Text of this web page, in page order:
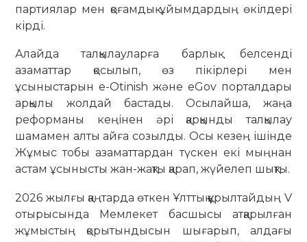
партиялар мен қоғамдық ұйымдардың өкілдері
кірді.
Алайда талқылауларға барлық белсенді
азаматтар қосылып, өз пікірлері мен
ұсыныстарын e-Otinish және eGov порталдары
арқылы жолдай бастады. Осылайша, жаңа
реформаны кеңінен әрі қарқынды талқылау
шамамен алты айға созылды. Осы кезең ішінде
Жұмыс тобы азаматтардан түскен екі мыңнан
астам ұсынысты жан-жақты қарап, жүйелеп шықты.
2026 жылғы қаңтарда өткен Ұлттық құрылтайдың V
отырысында Мемлекет басшысы атқарылған
жұмыстың қорытындысын шығарып, алдағы